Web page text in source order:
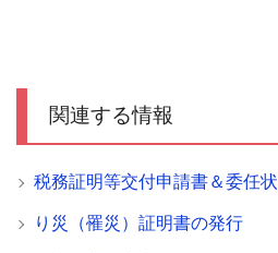
関連する情報
税務証明等交付申請書＆委任状
り災（罹災）証明書の発行